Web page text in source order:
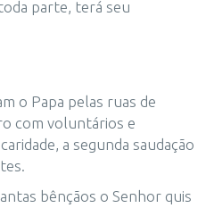
parte, terá seu
o Papa pelas ruas de
com voluntários e
a segunda saudação
bênçãos o Senhor quis